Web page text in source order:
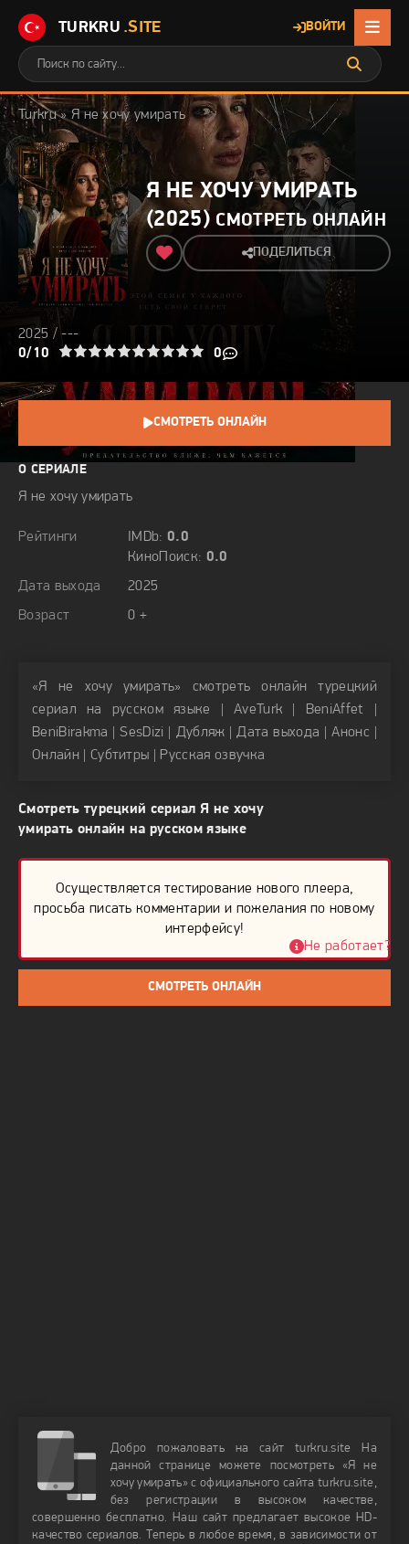
TURKRU .SITE ВОЙТИ
Turkru» Я не хочу умирать
Я НЕ ХОЧУ УМИРАТЬ
(2025) СМОТРЕТЬ ОНЛАЙН
ПОДЕЛИТЬСЯ
2025 / ---
0/10
4 5 6 7 8 9 10 0
СМОТРЕТЬ ОНЛАЙН
О СЕРИАЛЕ
Я не хочу умирать
Рейтинги IMDb: 0.0
КиноПоиск: 0.0
Дата выхода
2025
Возраст
0 +
«Я не хочу умирать» смотреть онлайн турецкий
сериал на русском языке | AveTurk | BeniAffet |
BeniBirakma | SesDizi | Дубляж | Дата выхода | Анонс |
Онлайн | Субтитры | Русская озвучка
Смотреть турецкий сериал Я не хочу
умирать онлайн на русском языке
Осуществляется тестирование нового плеера,
просьба писать комментарии и пожелания по новому
интерфейсу!
СМОТРЕТЬ ОНЛАЙН
Не работает?
Добро пожаловать на сайт turkru.site На
данной странице можете посмотреть «Я не
хочу умирать» с официального сайта turkru.site,
без регистрации в высоком качестве,
совершенно бесплатно. Наш сайт предлагает высокое HD-
качество сериалов. Теперь в любое время, в зависимости от